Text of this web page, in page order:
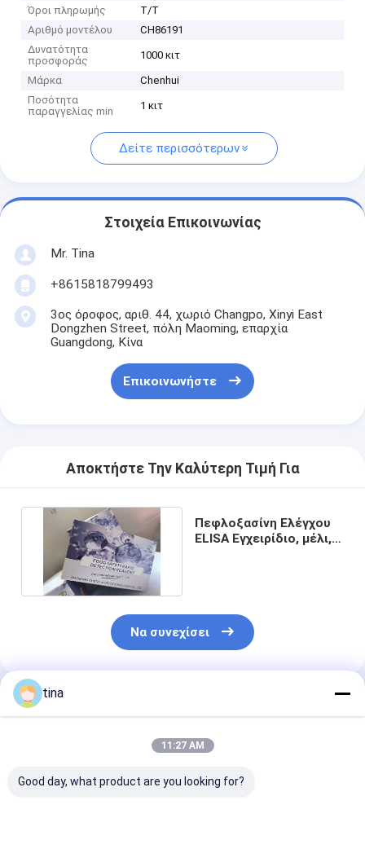
Όροι πληρωμής
Τ/Τ
Αριθμό μοντέλου
CH86191
Δυνατότητα
προσφοράς
1000 κιτ
Μάρκα
Chenhui
Ποσότητα
παραγγελίας min
1 κιτ
Δείτε περισσότερων
Στοιχεία Επικοινωνίας
Mr. Tina
+8615818799493
3ος όροφος, αριθ. 44, χωριό Changpo, Xinyi East
Dongzhen Street, πόλη Maoming, επαρχία
Guangdong, Κίνα
Επικοινωνήστε
Αποκτήστε Την Καλύτερη Τιμή Για
Πεφλοξασίνη Ελέγχου
ELISA Εγχειρίδιο, μέλι,
Να συνεχίσει
Συνιστώμενα Προϊόντα
tina
11:27 AM
Good day, what product are you looking for?